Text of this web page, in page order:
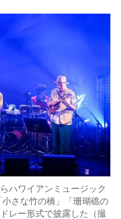
ハワイアンミュージック
小さな竹の橋」「珊瑚礁の
レー形式で披露した（撮